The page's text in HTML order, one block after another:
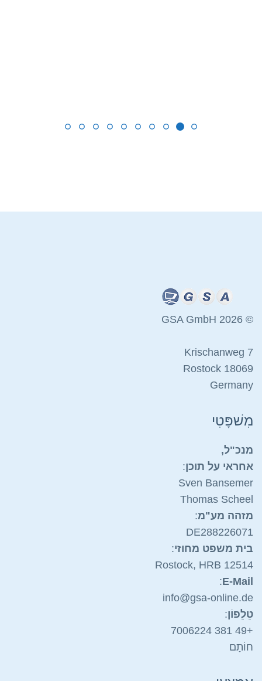
© 2026 GSA GmbH
Krischanweg 7
18069 Rostock
Germany
מִשׁפָּטִי
מנכ"ל,
אחראי על תוכן:
Sven Bansemer
Thomas Scheel
מזהה מע"מ:
DE288226071
בית משפט מחוזי:
Rostock, HRB 12514
E-Mail
:
info@gsa-on line.de
טֵלֵפוֹן:
+49 381 70
06224
חוֹתָם